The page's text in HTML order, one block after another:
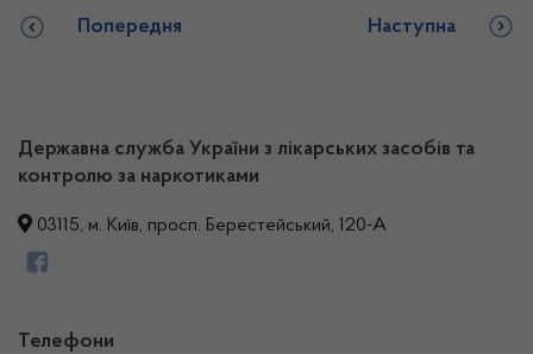
Попередня Наступна
Державна служба України з лікарських засобів та
контролю за наркотиками
03115, м. Київ, просп. Берестейський, 120-А
Телефони